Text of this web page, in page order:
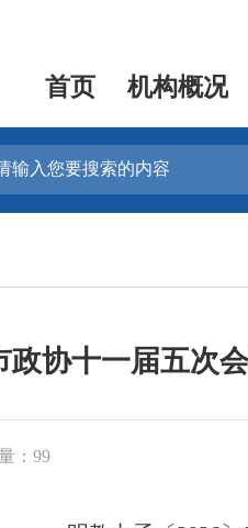
首页 机构概况
协十一届五次
：99